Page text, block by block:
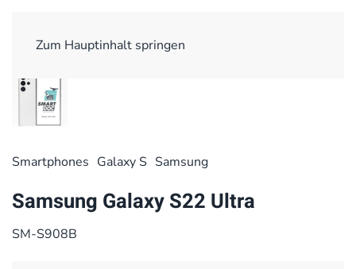
Zum Hauptinhalt springen
Smart­phones Galaxy S Samsung
Samsung Galaxy S22 Ultra
SM-S908B